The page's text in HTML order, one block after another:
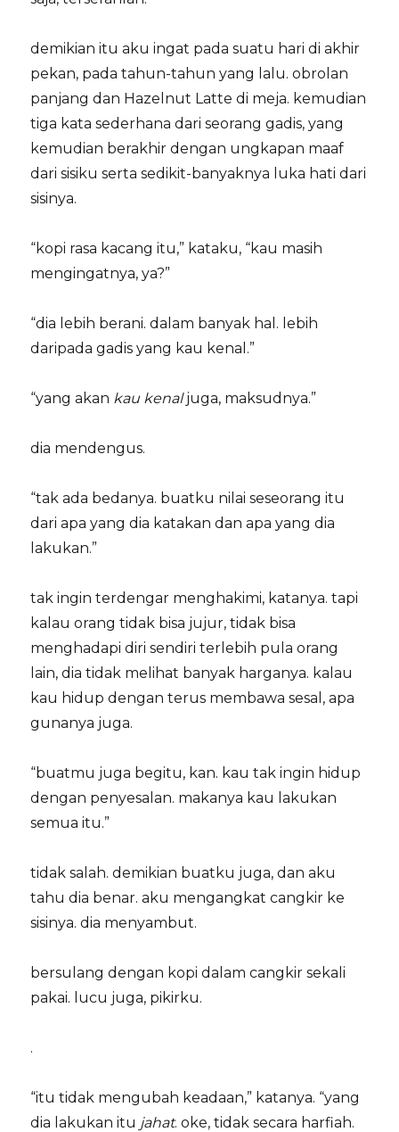
demikian itu aku ingat pada suatu hari di akhir
pekan, pada tahun-tahun yang lalu. obrolan
panjang dan Hazelnut Latte di meja. kemudian
tiga kata sederhana dari seorang gadis, yang
kemudian berakhir dengan ungkapan maaf
dari sisiku serta sedikit-banyaknya luka hati dari
sisinya.
“kopi rasa kacang itu,” kataku, “kau masih
mengingatnya, ya?”
“dia lebih berani. dalam banyak hal. lebih
daripada gadis yang kau kenal.”
“yang akan kau kenaljuga, maksudnya.”
dia mendengus.
“tak ada bedanya. buatku nilai seseorang itu
dari apa yang dia katakan dan apa yang dia
lakukan.”
tak ingin terdengar menghakimi, katanya. tapi
kalau orang tidak bisa jujur, tidak bisa
menghadapi diri sendiri terlebih pula orang
lain, dia tidak melihat banyak harganya. kalau
kau hidup dengan terus membawa sesal, apa
gunanya juga.
“buatmu juga begitu, kan. kau tak ingin hidup
dengan penyesalan. makanya kau lakukan
semua itu.”
tidak salah. demikian buatku juga, dan aku
tahu dia benar. aku mengangkat cangkir ke
sisinya. dia menyambut.
bersulang dengan kopi dalam cangkir sekali
pakai. lucu juga, pikirku.
.
“itu tidak mengubah keadaan,” katanya. “yang
dia lakukan itu jahat. oke, tidak secara harfiah.